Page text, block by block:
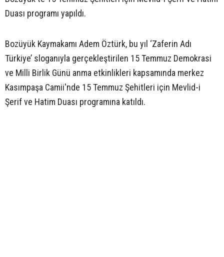
Duası programı yapıldı.
Bozüyük Kaymakamı Adem Öztürk, bu yıl ‘Zaferin Adı
Türkiye’ sloganıyla gerçekleştirilen 15 Temmuz Demokrasi
ve Milli Birlik Günü anma etkinlikleri kapsamında merkez
Kasımpaşa Camii'nde 15 Temmuz Şehitleri için Mevlid-i
Şerif ve Hatim Duası programına katıldı.